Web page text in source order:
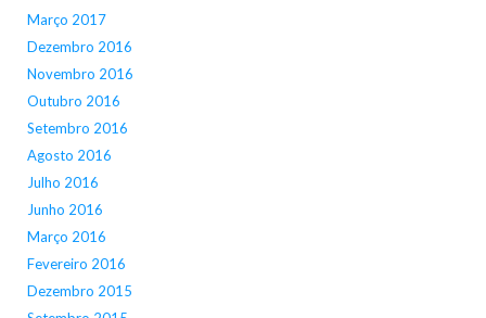
Março 2017
Dezembro 2016
Novembro 2016
Outubro 2016
Setembro 2016
Agosto 2016
Julho 2016
Junho 2016
Março 2016
Fevereiro 2016
Dezembro 2015